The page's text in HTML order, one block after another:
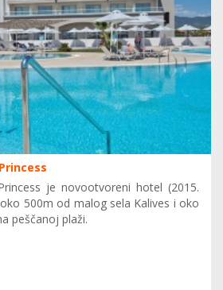
je novootvoreni hotel (2015.
500m od malog sela Kalives i oko
peščanoj plaži.